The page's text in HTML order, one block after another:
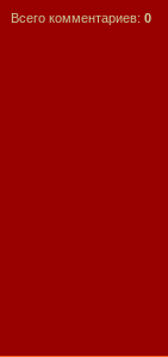
Всего комментариев: 0